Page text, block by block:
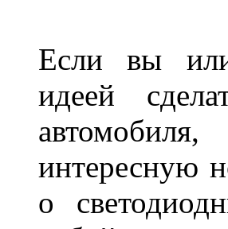
Если вы или
идеей
интересную
о